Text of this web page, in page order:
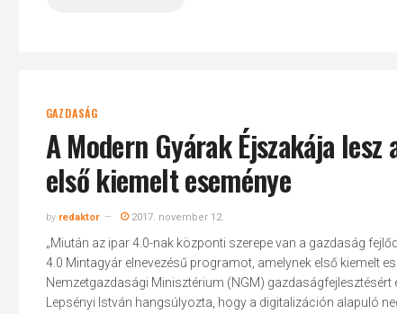
Hit enter to search or ESC to close
GAZDASÁG
A Modern Gyárak Éjszakája
első kiemelt eseménye
by redaktor 2017. november 12.
„Miután az ipar 4.0-nak központi szerepe van a gazdaság
4.0 Mintagyár elnevezésű programot, amelynek első kiemelt
Nemzetgazdasági Minisztérium (NGM)
Lepsényi István hangsúlyozta, hogy a digitalizáción alapuló